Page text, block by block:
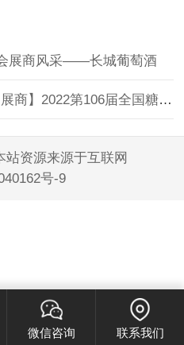
展商风采——长城葡萄酒
第106届全国糖酒会展商风采——草原宏达
资源来源于互联网
号-9
微信咨询 联系我们